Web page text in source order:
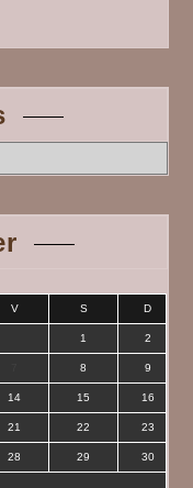
V S D
1 2
8 9
14 15 16
21 22 23
28 29 30